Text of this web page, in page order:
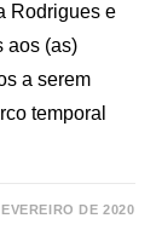
Rodrigues e
aos (as)
a serem
temporal
DE 2020